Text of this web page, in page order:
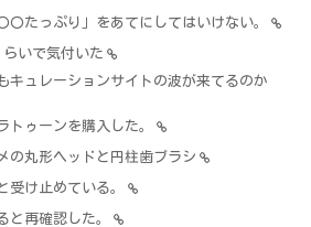
〇たっぷり」をあてにしてはいけない。
いで気付いた
キュレーションサイトの波が来てるのか
トゥーンを購入した。
の丸形ヘッドと円柱歯ブラシ
受け止めている。
と再確認した。